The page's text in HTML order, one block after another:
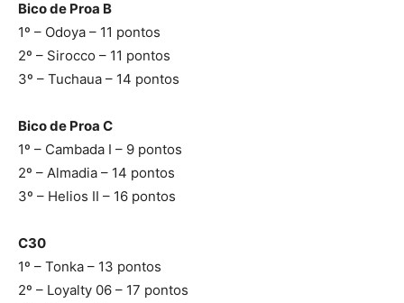
Bico de Proa B
1º – Odoya – 11 pontos
2º – Sirocco – 11 pontos
3º – Tuchaua – 14 pontos
Bico de Proa C
1º – Cambada I – 9 pontos
2º – Almadia – 14 pontos
3º – Helios II – 16 pontos
C30
1º – Tonka – 13 pontos
2º – Loyalty 06 – 17 pontos